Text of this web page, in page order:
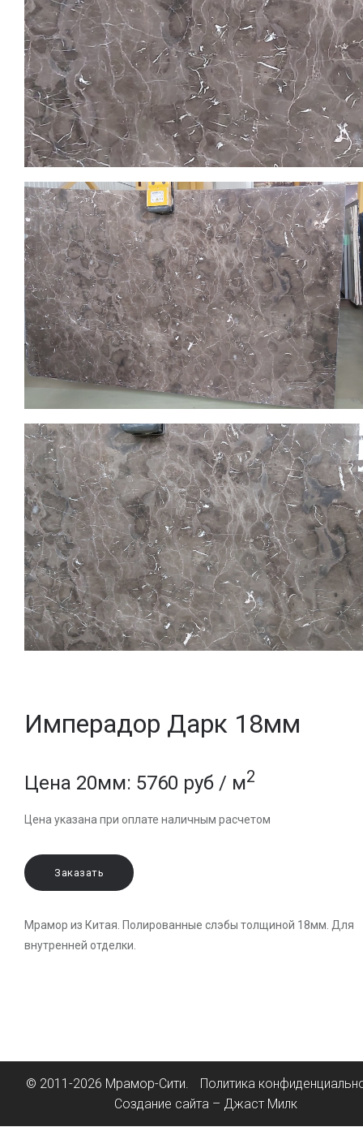
Имперадор Дарк 18мм
Цена 20мм: 5760 руб / м2
Цена указана при оплате наличным расчетом
Заказать
Мрамор из Китая. Полированные слэбы толщиной 18мм. Для
внутренней отделки.
© 2011-2026 Мрамор-Сити.
Политика
Создание сайта – Джаст Милк